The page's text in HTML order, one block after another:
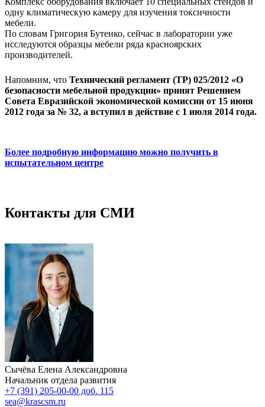
одну климатическую камеру для изучения токсичности
мебели.
По словам Григория Бутенко, сейчас в лаборатории уже
исследуются образцы мебели ряда красноярских
производителей.
Напомним, что Технический регламент (ТР) 025/2012 «О
безопасности мебельной продукции» принят Решением
Совета Евразийской экономической комиссии от 15 июня
2012 года за № 32, а вступил в действие с 1 июля 2014 года.
Более подробную информацию можно получить в
испытательном центре
Контакты для СМИ
Сычёва Елена Александровна
Начальник отдела развития
+7 (391) 205-00-00 доб. 115
sea@krascsm.ru